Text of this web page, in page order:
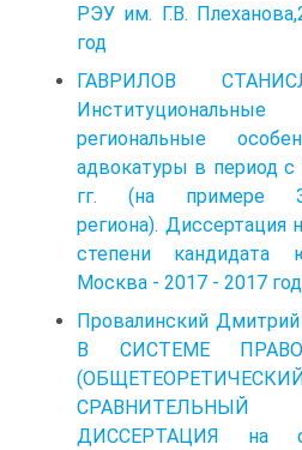
РЭУ им. Г.В.
год
ГАВРИЛОВ
региональные
адвокатуры в период с
гг. (на примере
региона). Диссертация
степени кандидата
Москва - 2017 - 2017 год
Провалинский
В СИСТЕМЕ
ДИССЕРТАЦИЯ на